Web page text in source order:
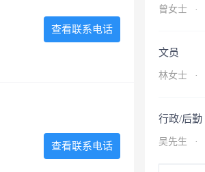
曾女士 ·
文员
林女士 ·
行政/后勤
吴先生 ·
查看联系电话
查看联系电话